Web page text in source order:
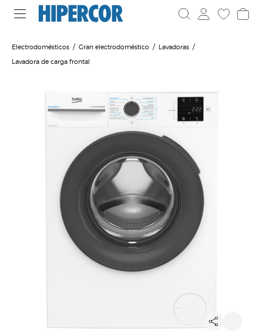
Electrodomésticos Gran electrodoméstico
Lavadoras
Lavadora de carga frontal